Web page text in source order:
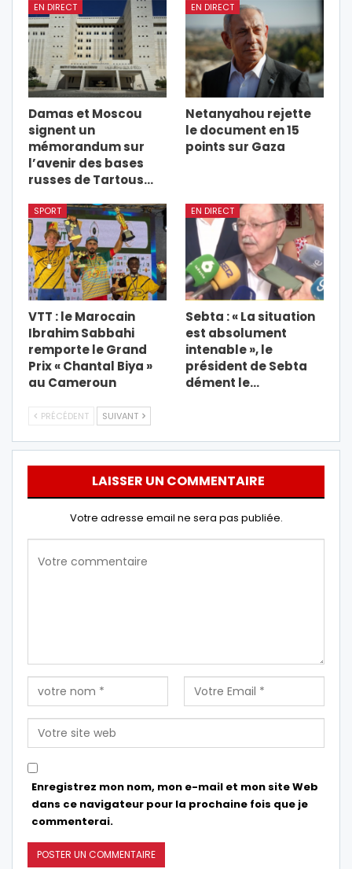
EN DIRECT
Damas et Moscou
signent un
mémorandum sur
l’avenir des bases
russes de Tartous…
EN DIRECT
Netanyahou rejette
le document en 15
points sur Gaza
SPORT
VTT : le Marocain
Ibrahim Sabbahi
remporte le Grand
Prix « Chantal Biya »
au Cameroun
EN DIRECT
Sebta : « La situation
est absolument
intenable », le
président de Sebta
dément le…
PRÉCÉDENT SUIVANT
LAISSER UN COMMENTAIRE
Votre adresse email ne sera pas publiée.
Enregistrez mon nom, mon e-mail et mon site Web
dans ce navigateur pour la prochaine fois que je
commenterai.